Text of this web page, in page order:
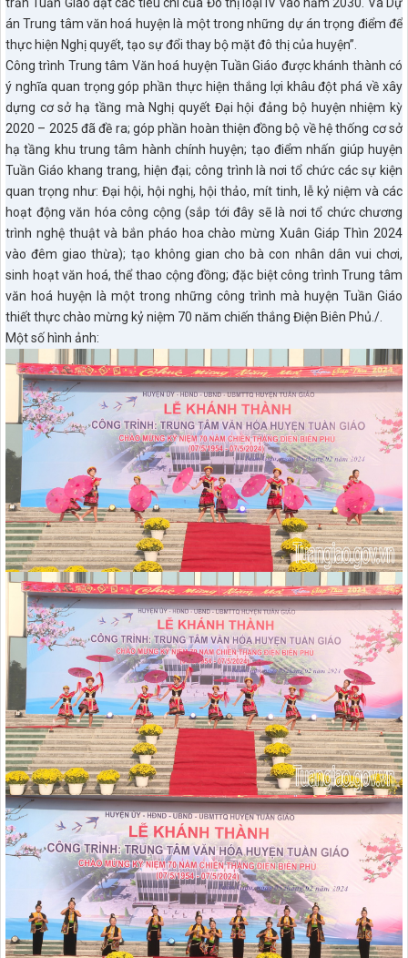
án Trung tâm văn hoá huyện là một trong những dự án trọng điểm để
thực hiện Nghị quyết, tạo sự đổi thay bộ mặt đô thị của huyện”.
Công trình Trung tâm Văn hoá huyện Tuần Giáo được khánh thành có
ý nghĩa quan trọng góp phần thực hiện thắng lợi khâu đột phá về xây
dựng cơ sở hạ tầng mà Nghị quyết Đại hội đảng bộ huyện nhiệm kỳ
2020 – 2025 đã đề ra; góp phần hoàn thiện đồng bộ về hệ thống cơ sở
hạ tầng khu trung tâm hành chính huyện; tạo điểm nhấn giúp huyện
Tuần Giáo khang trang, hiện đại; công trình là nơi tổ chức các sự kiện
quan trọng như: Đại hội, hội nghị, hội thảo, mít tinh, lễ kỷ niệm và các
hoạt động văn hóa công cộng (sắp tới đây sẽ là nơi tổ chức chương
trình nghệ thuật và bắn pháo hoa chào mừng Xuân Giáp Thìn 2024
vào đêm giao thừa); tạo không gian cho bà con nhân dân vui chơi,
sinh hoạt văn hoá, thể thao cộng đồng; đặc biệt công trình Trung tâm
văn hoá huyện là một trong những công trình mà huyện Tuần Giáo
thiết thực chào mừng kỷ niệm 70 năm chiến thắng Điện Biên Phủ./.
Một số hình ảnh: